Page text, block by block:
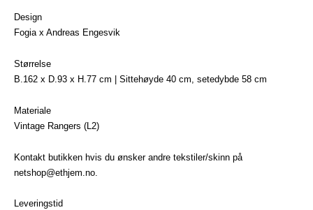
Rangers
antall
Design
Fogia x Andreas Engesvik
Størrelse
B.162 x D.93 x H.77 cm | Sittehøyde 40 cm, setedybde 58 cm
Materiale
Vintage Rangers (L2)
Kontakt butikken hvis du ønsker andre tekstiler/skinn på
netshop@ethjem.no.
Leveringstid